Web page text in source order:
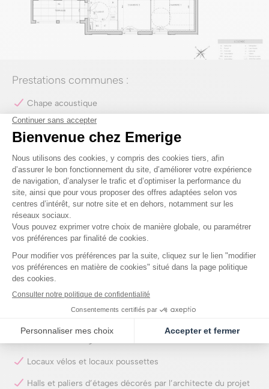
Prestations communes :
Chape acoustique
Parquet massif ou contrecollé au sol verni d’usine dans
toutes les pièces sèches
Carrelage 30 x 60 ou 45 x 45 cm en grès émaillé au sol
dans les pièces humides
Faïence 30 x 30 ou 20 x 60 cm en grès émaillé sur tous les
murs jusqu’à hauteur d’huisserie dans les salles de bains et
salles d’eau
Meuble vasque surmonté d’un miroir et d’une applique LED
dans les salles de bains et salles d’eau
Sèche-serviettes, pare-douche et pare-bains
Menuiseries extérieures bois, stores ou volets battants
Locaux vélos et locaux poussettes
Halls et paliers d’étages décorés par l’architecte du projet